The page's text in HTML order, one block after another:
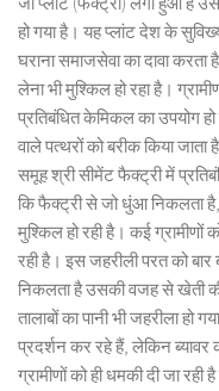
हो गया है। यह प्लांट देश के
घराना समाजसेवा का दावा करता
लेना भी मुश्किल हो रहा है।
प्रतिबंधित केमिकल का उपयोग
वाले पत्थरों को बरीक किया
समूह श्री सीमेंट फैक्ट्री में
कि फैक्ट्री से जो धुंआ निकलता
मुश्किल हो रही है। कई ग्रामीणों
रही है। इस जहरीली परत को बार
निकलता है उसकी वजह से खेती
तालाबों का पानी भी जहरीला हो
प्रदर्शन कर रहे हैं, लेकिन
ग्रामीणों को ही धमकी दी जा